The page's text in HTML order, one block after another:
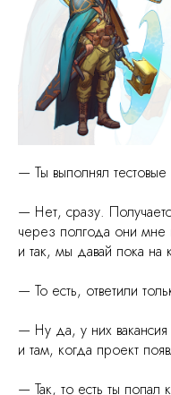
— Ты выполнял
— Нет, сразу.
через полгода они мне
и так, мы давай пока на
— То есть, ответили
— Ну да, у них вакансия
и там, когда проект
— Так, то есть ты